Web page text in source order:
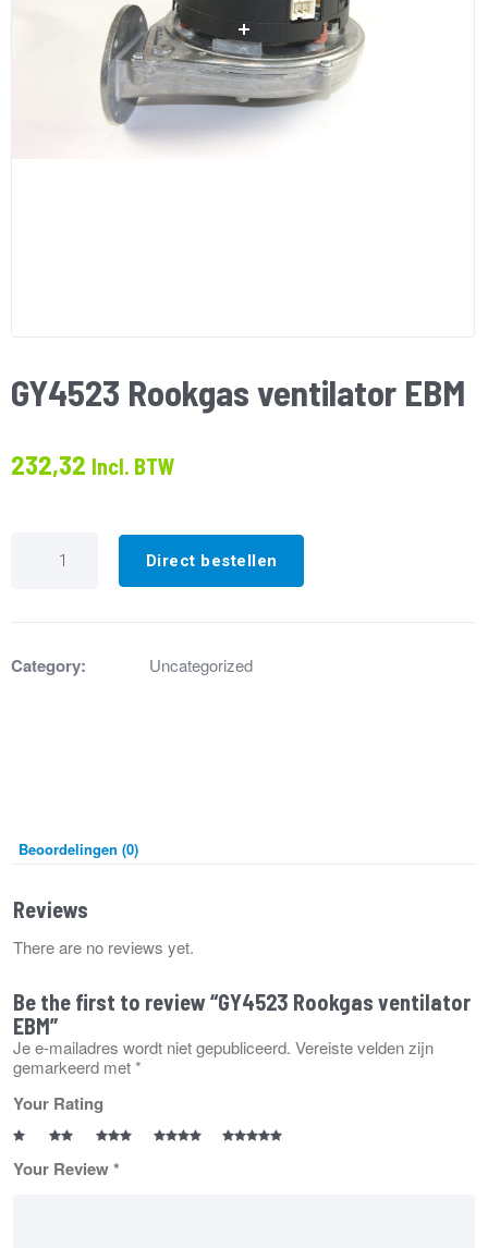
GY4523 Rookgas ventilator EBM
232,32 Incl. BTW
Rookgas
Direct bestellen
Category: Uncategorized
Beoordelingen (0)
Reviews
There are no reviews yet.
Be the first to review “GY4523 Rookgas ventilator
EBM”
Je e-mailadres wordt niet gepubliceerd. Vereiste velden zijn
gemarkeerd met*
Your Rating
Your Review*